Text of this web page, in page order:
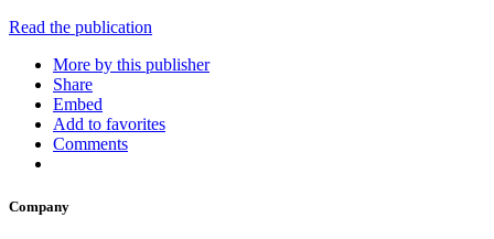
Read the publication
More by this publisher
Share
Embed
Add to favorites
Comments
Company